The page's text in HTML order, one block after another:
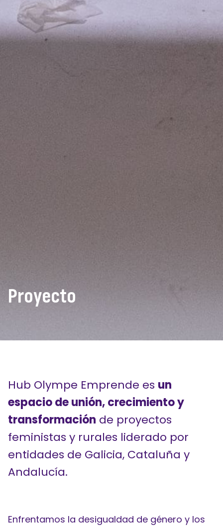
Proyecto
Hub Olympe Emprende es un
espacio de unión, crecimiento y
transformación de proyectos
feministas y rurales liderado por
entidades de Galicia, Cataluña y
Andalucía.
Enfrentamos la desigualdad de género y los